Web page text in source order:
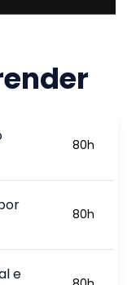
80h
80h
e